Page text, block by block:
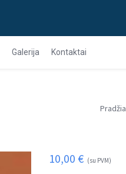
Galerija Kontaktai
Pradžia
10,00 € (su PVM)